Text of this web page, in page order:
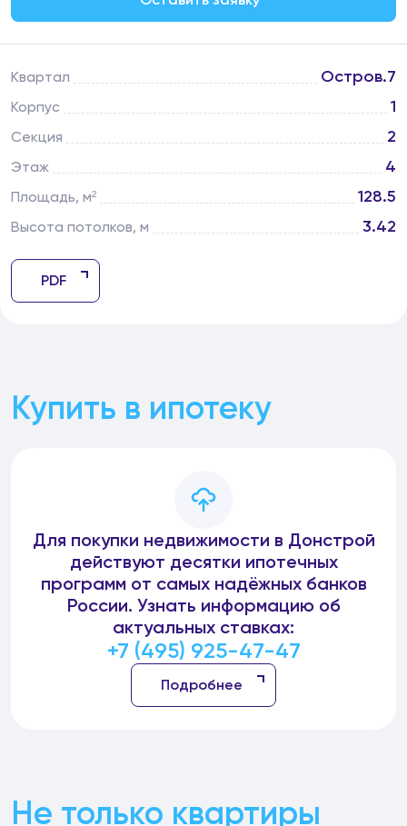
Квартал Остров.7
Корпус 1
Секция 2
Этаж 4
Площадь, м² 128.5
Высота потолков, м 3.42
PDF
Купить в ипотеку
Для покупки недвижимости в Донстрой
действуют десятки ипотечных
программ от самых надёжных банков
России. Узнать информацию об
актуальных ставках:
+7 (495) 925-47-47
Подробнее
Не только квартиры